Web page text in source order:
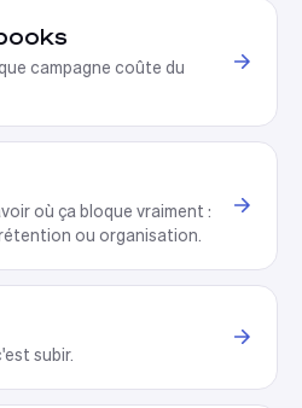
campagne coûte du
où ça bloque vraiment :
ou organisation
subir.